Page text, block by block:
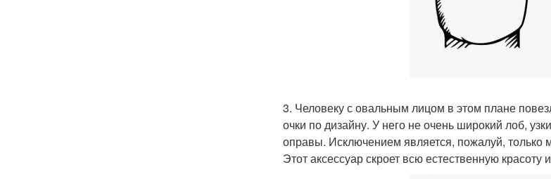
3. Человеку с овальным лицом в этом плане
очки по дизайну. У него не очень широкий лоб,
оправы. Исключением является, пожалуй,
Этот аксессуар скроет всю естественную